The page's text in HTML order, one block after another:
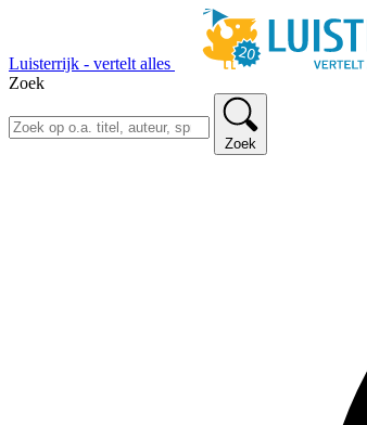
Luisterrijk - vertelt alles
Zoek
Zoek